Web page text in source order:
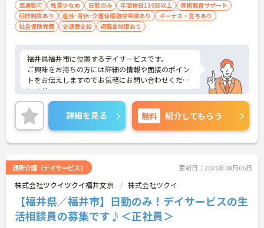
車通勤可 残業少なめ 日勤のみ 年間休日110日以上
資格取得サポート
研修制度あり
産休･育休･介護休暇取得実績あり
ボーナス・賞与あり
社会保険完備
交通費支給 退職金制度あり
福井県福井市に位置するデイサービスです。
ご興味をお持ちの方には詳細の情報や面接のポイン
トをお伝えしますのでお気軽にお問い合わせくださ
いませ。
詳細を見る 無料 紹介してもらう
通所介護（デイサービス） 更新日：2026年08月06日
株式会社ツクイツクイ福井文京 株式会社ツクイ
【福井県／福井市】日勤のみ！デイサービスの生
活相談員の募集です♪＜正社員＞